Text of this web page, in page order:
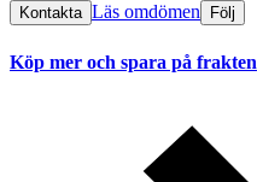
Kontakta Läs omdömen Följ
Köp mer och spara på frakten